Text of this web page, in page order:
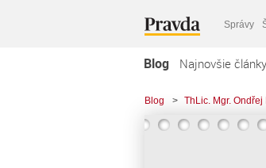
Správy
Blog Najnovšie články
Blog > ThLic. Mgr.